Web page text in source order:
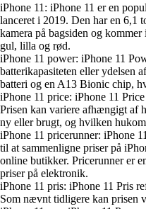
iPhone 11: iPhone 11 er en
lanceret i 2019. Den har en 6,1
kamera på bagsiden og
gul, lilla og rød.
iPhone 11 power: iPhone 11
batterikapasiteten eller ydelsen
batteri og en A13 Bionic chip,
iPhone 11 price: iPhone 11
Prisen kan variere afhængigt af
ny eller brugt, og hvilken
iPhone 11 pricerunner: iPhone
til at sammenligne priser på
online butikker. Pricerunner er
priser på elektronik.
iPhone 11 pris: iPhone 11 Pris
Som nævnt tidligere kan prisen